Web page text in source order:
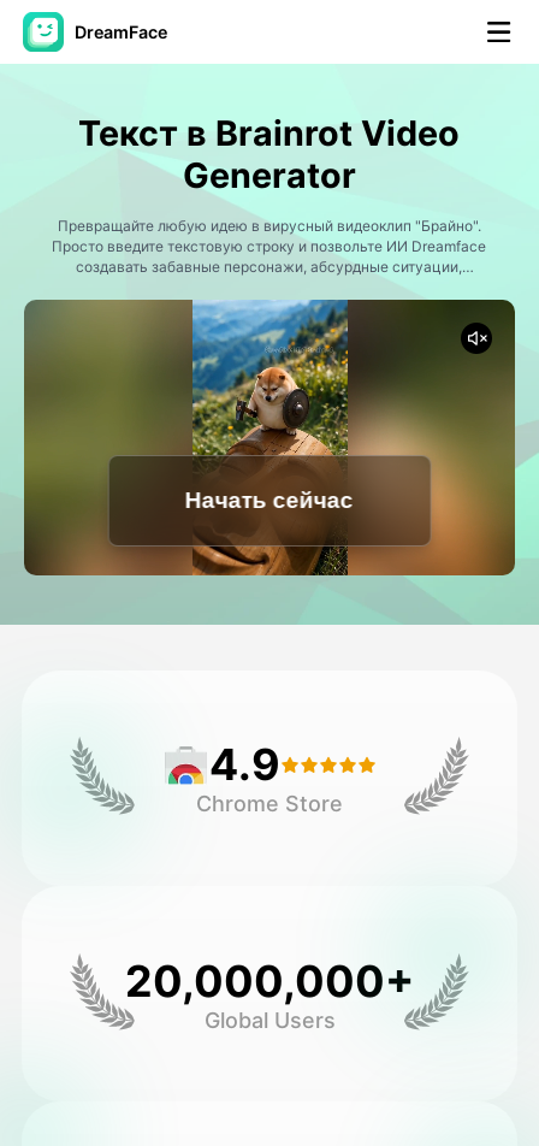
DreamFace
Видео Аватара
Видео
Фото ▼
Другие инструменты
Посмотреть все инструменты
Видео Аватара
▼
Другие инструменты
Текст в Brainrot Video
Generator
Превращайте любую идею в вирусный видеоклип "Брайно".
Просто введите текстовую строку и позвольте ИИ Dreamface
создавать забавные персонажи, абсурдные ситуации,
интернета. Создайте итальянских персонажей Brainrot,
странных животных, сюрреалистических существ, созданных
ИИ, бессмысленные сюжеты, хаотические приключения и
контент социальных сетей, предназначенный для
максимального развлечения. Идеально подходит для TikTok,
Instagram Reels, YouTube Shorts и создателей вирусных мемов.
Начать сейчас
4.9
Chrome Store
20,000,000+
Global Users